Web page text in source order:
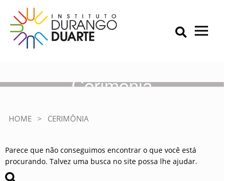
content
IDD – Instituto Durango Duarte
Instituto Durango Duarte
Primary Menu
Cerimônia
HOME > CERIMÔNIA
Parece que não conseguimos encontrar o que você está
procurando. Talvez uma busca no site possa lhe ajudar.